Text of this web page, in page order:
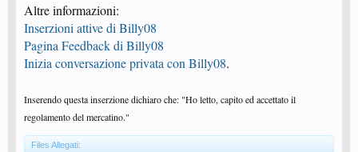
Altre informazioni:
Inserzioni attive di Billy08
Pagina Feedback di Billy08
Inizia conversazione privata con Billy08.
Inserendo questa inserzione dichiaro che: "Ho letto, capito ed accettato il
regolamento del mercatino."
Files Allegati: